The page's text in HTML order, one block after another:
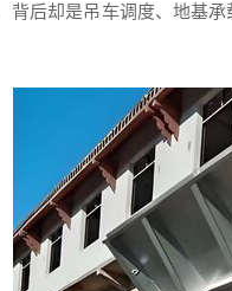
背后却是吊车调度、地基